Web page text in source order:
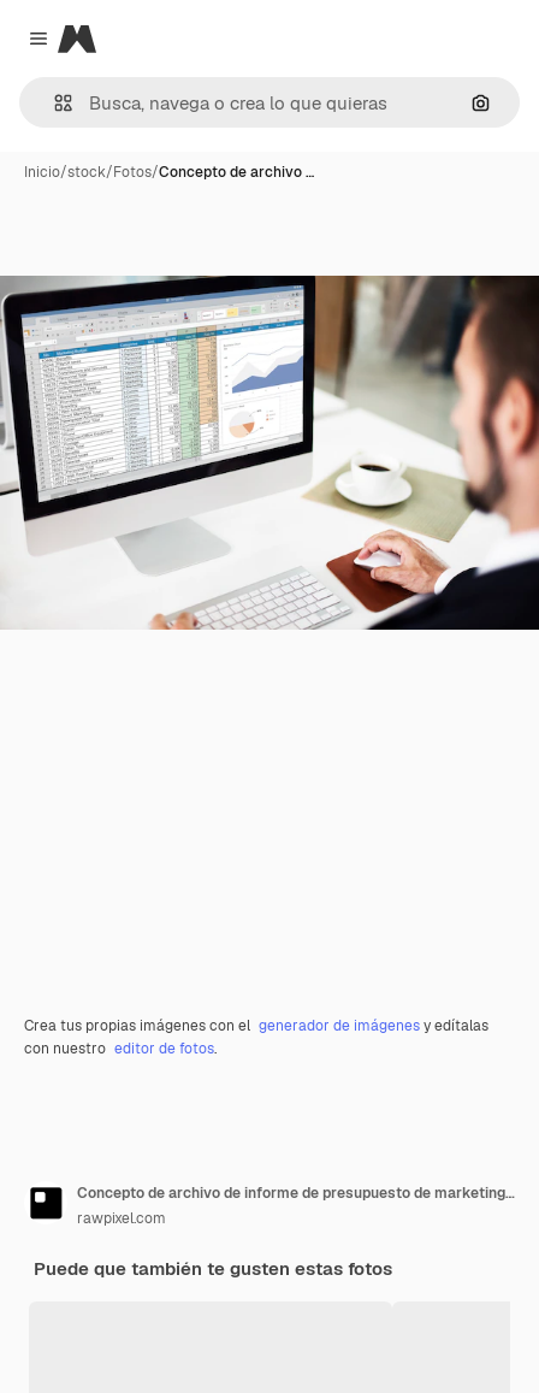
Close menu
Magnific
Inicio/stock/Fotos/Concepto de archivo …
Crea tus propias imágenes con el generador de imágenesy edítalas
con nuestro editor de fotos.
Concepto de archivo de informe de presupuesto de marketing de hoja de cálculo
rawpixel.com
Puede que también te gusten estas fotos